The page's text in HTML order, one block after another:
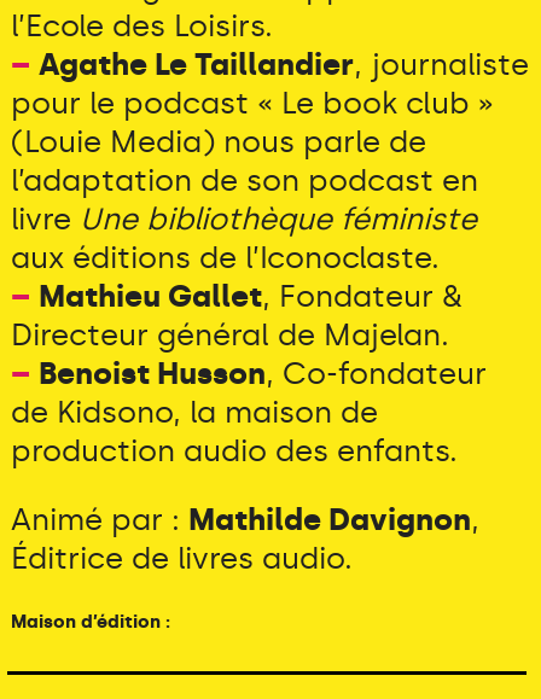
l’Ecole des Loisirs.
– Agathe Le Taillandier, journaliste
pour le podcast « Le book club »
(Louie Media) nous parle de
l’adaptation de son podcast en
livre Une bibliothèque féministe
aux éditions de l’Iconoclaste.
– Mathieu Gallet, Fondateur &
Directeur général de Majelan.
– Benoist Husson, Co-fondateur
de Kidsono, la maison de
production audio des enfants.
Animé par : Mathilde Davignon,
Éditrice de livres audio.
Maison d’édition :